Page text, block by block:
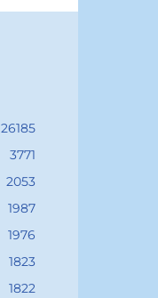
26185
3771
2053
1987
1976
1823
1822